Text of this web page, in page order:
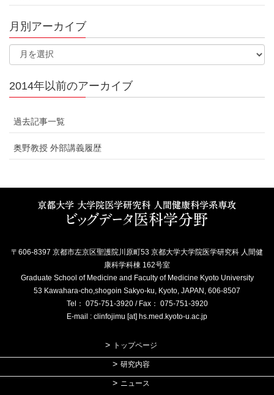
月別アーカイブ
2014年以前のアーカイブ
過去記事一覧
奥野教授 外部講義履歴
〒606-8397 京都市左京区聖護院川原町53 京都大学大学院医学研究科 人間健
康科学科棟 162号室
Graduate School of Medicine and Faculty of Medicine Kyoto University
53 Kawahara-cho,shogoin Sakyo-ku, Kyoto, JAPAN, 606-8507
Tel： 075-751-3920 / Fax： 075-751-3920
E-mail : clinfojimu [at] hs.med.kyoto-u.ac.jp
トップページ
研究内容
ニュース